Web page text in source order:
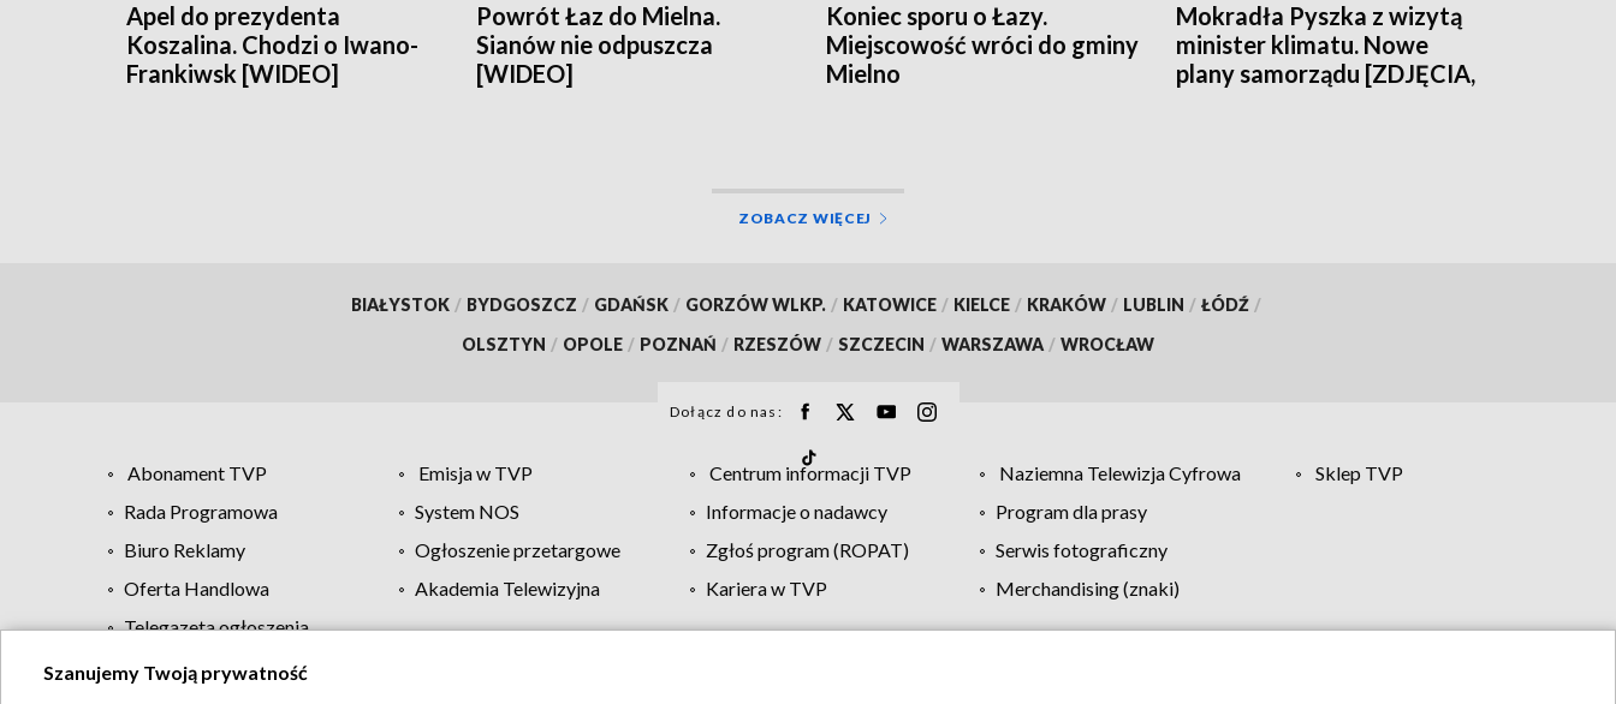
Apel do prezydenta
Koszalina. Chodzi o Iwano-
Frankiwsk [WIDEO]
Powrót Łaz do Mielna.
Sianów nie odpuszcza
[WIDEO]
Koniec sporu o Łazy.
Miejscowość wróci do gminy
Mielno
Mokradła Pyszka z wizytą
minister klimatu. Nowe
plany samorządu [ZDJĘCIA,
ZOBACZ WIĘCEJ
BIAŁYSTOK / BYDGOSZCZ / GDAŃSK / GORZÓW WLKP. / KATOWICE / KIELCE / KRAKÓW / LUBLIN / ŁÓDŹ /
OLSZTYN / OPOLE / POZNAŃ / RZESZÓW / SZCZECIN / WARSZAWA / WROCŁAW
Dołącz do nas:
Abonament TVP Emisja w TVP Centrum informacji TVP Naziemna Telewizja Cyfrowa
Sklep TVP
Rada Programowa
System NOS Informacje o nadawcy
Program dla prasy
Biuro Reklamy
Ogłoszenie przetargowe Zgłoś program (ROPAT)
Serwis fotograficzny
Oferta Handlowa
Akademia Telewizyjna Kariera w TVP
Merchandising (znaki)
Telegazeta ogłoszenia
Szanujemy Twoją prywatność